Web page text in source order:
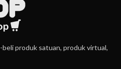
produk satuan, produk virtual,